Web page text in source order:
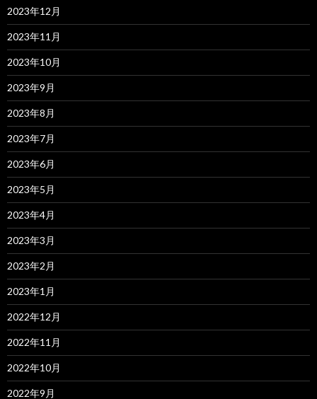
2023年12月
2023年11月
2023年10月
2023年9月
2023年8月
2023年7月
2023年6月
2023年5月
2023年4月
2023年3月
2023年2月
2023年1月
2022年12月
2022年11月
2022年10月
2022年9月